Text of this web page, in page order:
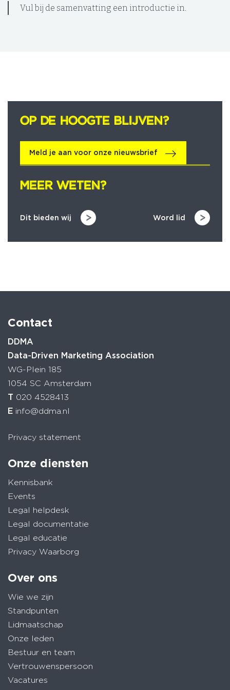
Vul bij de samenvatting een introductie in.
OP DE HOOGTE BLIJVEN?
OP DE HOOGTE BLIJVEN?
Meld je aan voor onze nieuwsbrief
MEER WETEN?
MEER WETEN?
Dit bieden wij Word lid
Contact
DDMA
Data-Driven Marketing Association
WG-Plein 185
1054 SC Amsterdam
T 020 4528413
E info@ddma.nl
Privacy statement
Onze diensten
Kennisbank
Events
Legal helpdesk
Legal documentatie
Legal educatie
Privacy Waarborg
Over ons
Wie we zijn
Standpunten
Lidmaatschap
Onze leden
Bestuur en team
Vertrouwenspersoon
Vacatures